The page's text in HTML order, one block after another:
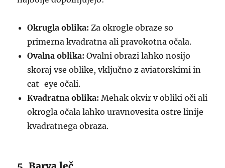
Okrugla oblika: Za okrogle obraze so
primerna kvadratna ali pravokotna očala.
Ovalna oblika: Ovalni obrazi lahko nosijo
skoraj vse oblike, vključno z aviatorskimi in
cat-eye očali.
Kvadratna oblika: Mehak okvir v obliki oči ali
okrogla očala lahko uravnovesita ostre linije
kvadratnega obraza.